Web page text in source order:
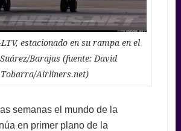
estacionado en su rampa en el
Barajas (fuente: David
Tobarra/Airliners.net)
semanas el mundo de la
en primer plano de la